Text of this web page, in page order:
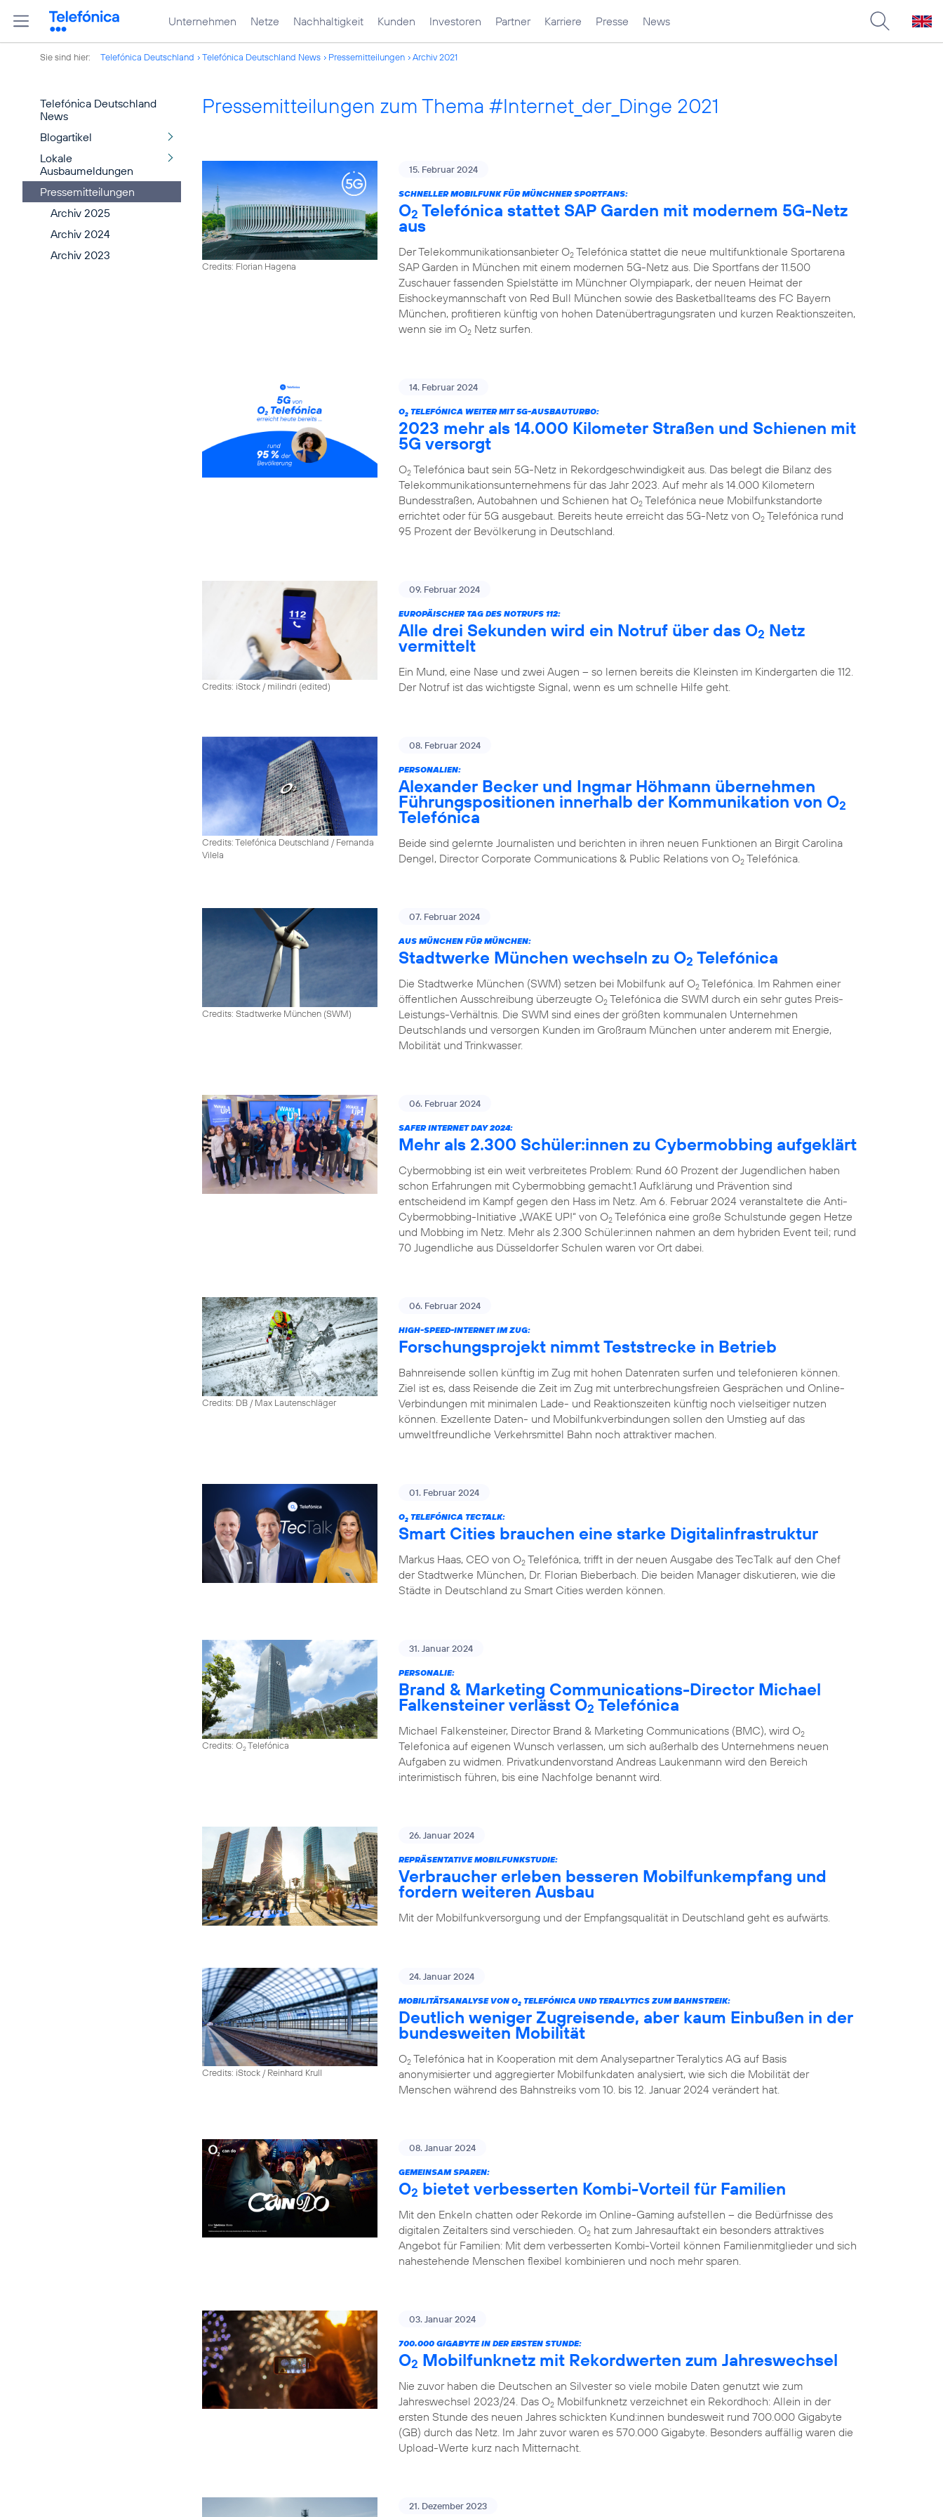
Unternehmen Netze Nachhaltigkeit Kunden Investoren Partner Karriere Presse News
Sie sind hier: Telefónica Deutschland Telefónica Deutschland News Pressemitteilungen Archiv 2021
Telefónica Deutschland
News
Blogartikel
Lokale
Ausbaumeldungen
Pressemitteilungen
Archiv 2025
Archiv 2024
Archiv 2023
Pressemitteilungen zum Thema #Internet_der_Dinge 2021
Credits: Florian Hagena
15. Februar 2024
SCHNELLER MOBILFUNK FÜR MÜNCHNER SPORTFANS:
O2 Telefónica stattet SAP Garden mit modernem 5G-Netz
aus
Der Telekommunikationsanbieter O2 Telefónica stattet die neue multifunktionale Sportarena
SAP Garden in München mit einem modernen 5G-Netz aus. Die Sportfans der 11.500
Zuschauer fassenden Spielstätte im Münchner Olympiapark, der neuen Heimat der
Eishockeymannschaft von Red Bull München sowie des Basketballteams des FC Bayern
München, profitieren künftig von hohen Datenübertragungsraten und kurzen Reaktionszeiten,
wenn sie im O2 Netz surfen.
14. Februar 2024
O2 TELEFÓNICA WEITER MIT 5G-AUSBAUTURBO:
2023 mehr als 14.000 Kilometer Straßen und Schienen mit
5G versorgt
O2 Telefónica baut sein 5G-Netz in Rekordgeschwindigkeit aus. Das belegt die Bilanz des
Telekommunikationsunternehmens für das Jahr 2023. Auf mehr als 14.000 Kilometern
Bundesstraßen, Autobahnen und Schienen hat O2 Telefónica neue Mobilfunkstandorte
errichtet oder für 5G ausgebaut. Bereits heute erreicht das 5G-Netz von O2 Telefónica rund
95 Prozent der Bevölkerung in Deutschland.
Credits: iStock / milindri (edited)
09. Februar 2024
EUROPÄISCHER TAG DES NOTRUFS 112:
Alle drei Sekunden wird ein Notruf über das O2 Netz
vermittelt
Ein Mund, eine Nase und zwei Augen – so lernen bereits die Kleinsten im Kindergarten die 112.
Der Notruf ist das wichtigste Signal, wenn es um schnelle Hilfe geht.
Credits: Telefónica Deutschland / Fernanda
Vilela
08. Februar 2024
PERSONALIEN:
Alexander Becker und Ingmar Höhmann übernehmen
Führungspositionen innerhalb der Kommunikation von O2
Telefónica
Beide sind gelernte Journalisten und berichten in ihren neuen Funktionen an Birgit Carolina
Dengel, Director Corporate Communications & Public Relations von O2 Telefónica.
Credits: Stadtwerke München (SWM)
07. Februar 2024
AUS MÜNCHEN FÜR MÜNCHEN:
Stadtwerke München wechseln zu O2 Telefónica
Die Stadtwerke München (SWM) setzen bei Mobilfunk auf O2 Telefónica. Im Rahmen einer
öffentlichen Ausschreibung überzeugte O2 Telefónica die SWM durch ein sehr gutes Preis-
Leistungs-Verhältnis. Die SWM sind eines der größten kommunalen Unternehmen
Deutschlands und versorgen Kunden im Großraum München unter anderem mit Energie,
Mobilität und Trinkwasser.
06. Februar 2024
SAFER INTERNET DAY 2024:
Mehr als 2.300 Schüler:innen zu Cybermobbing aufgeklärt
Cybermobbing ist ein weit verbreitetes Problem: Rund 60 Prozent der Jugendlichen haben
schon Erfahrungen mit Cybermobbing gemacht.1 Aufklärung und Prävention sind
entscheidend im Kampf gegen den Hass im Netz. Am 6. Februar 2024 veranstaltete die Anti-
Cybermobbing-Initiative „WAKE UP!“ von O2 Telefónica eine große Schulstunde gegen Hetze
und Mobbing im Netz. Mehr als 2.300 Schüler:innen nahmen an dem hybriden Event teil; rund
70 Jugendliche aus Düsseldorfer Schulen waren vor Ort dabei.
Credits: DB / Max Lautenschläger
06. Februar 2024
HIGH-SPEED-INTERNET IM ZUG:
Forschungsprojekt nimmt Teststrecke in Betrieb
Bahnreisende sollen künftig im Zug mit hohen Datenraten surfen und telefonieren können.
Ziel ist es, dass Reisende die Zeit im Zug mit unterbrechungsfreien Gesprächen und Online-
Verbindungen mit minimalen Lade- und Reaktionszeiten künftig noch vielseitiger nutzen
können. Exzellente Daten- und Mobilfunkverbindungen sollen den Umstieg auf das
umweltfreundliche Verkehrsmittel Bahn noch attraktiver machen.
01. Februar 2024
O2 TELEFÓNICA TECTALK:
Smart Cities brauchen eine starke Digitalinfrastruktur
Markus Haas, CEO von O2 Telefónica, trifft in der neuen Ausgabe des TecTalk auf den Chef
der Stadtwerke München, Dr. Florian Bieberbach. Die beiden Manager diskutieren, wie die
Städte in Deutschland zu Smart Cities werden können.
Credits: O2Telefónica
31. Januar 2024
PERSONALIE:
Brand & Marketing Communications-Director Michael
Falkensteiner verlässt O2 Telefónica
Michael Falkensteiner, Director Brand & Marketing Communications (BMC), wird O2
Telefonica auf eigenen Wunsch verlassen, um sich außerhalb des Unternehmens neuen
Aufgaben zu widmen. Privatkundenvorstand Andreas Laukenmann wird den Bereich
interimistisch führen, bis eine Nachfolge benannt wird.
26. Januar 2024
REPRÄSENTATIVE MOBILFUNKSTUDIE:
Verbraucher erleben besseren Mobilfunkempfang und
fordern weiteren Ausbau
Mit der Mobilfunkversorgung und der Empfangsqualität in Deutschland geht es aufwärts.
Credits: iStock / Reinhard Krull
24. Januar 2024
MOBILITÄTSANALYSE VON O2 TELEFÓNICA UND TERALYTICS ZUM BAHNSTREIK:
Deutlich weniger Zugreisende, aber kaum Einbußen in der
bundesweiten Mobilität
O2 Telefónica hat in Kooperation mit dem Analysepartner Teralytics AG auf Basis
anonymisierter und aggregierter Mobilfunkdaten analysiert, wie sich die Mobilität der
Menschen während des Bahnstreiks vom 10. bis 12. Januar 2024 verändert hat.
08. Januar 2024
GEMEINSAM SPAREN:
O2 bietet verbesserten Kombi-Vorteil für Familien
Mit den Enkeln chatten oder Rekorde im Online-Gaming aufstellen – die Bedürfnisse des
digitalen Zeitalters sind verschieden. O2 hat zum Jahresauftakt ein besonders attraktives
Angebot für Familien: Mit dem verbesserten Kombi-Vorteil können Familienmitglieder und sich
nahestehende Menschen flexibel kombinieren und noch mehr sparen.
03. Januar 2024
700.000 GIGABYTE IN DER ERSTEN STUNDE:
O2 Mobilfunknetz mit Rekordwerten zum Jahreswechsel
Nie zuvor haben die Deutschen an Silvester so viele mobile Daten genutzt wie zum
Jahreswechsel 2023/24. Das O2 Mobilfunknetz verzeichnet ein Rekordhoch: Allein in der
ersten Stunde des neuen Jahres schickten Kund:innen bundesweit rund 700.000 Gigabyte
(GB) durch das Netz. Im Jahr zuvor waren es 570.000 Gigabyte. Besonders auffällig waren die
Upload-Werte kurz nach Mitternacht.
21. Dezember 2023